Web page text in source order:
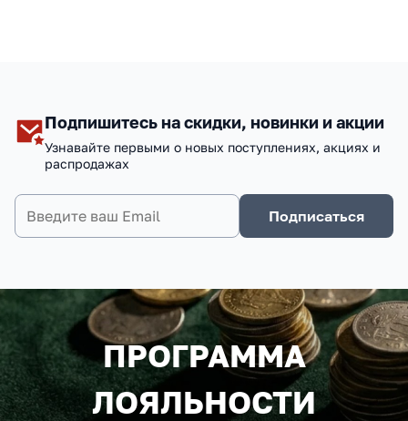
Подпишитесь на скидки, новинки и акции
Узнавайте первыми о новых поступлениях, акциях и
распродажах
Подписаться
ПРОГРАММА
ЛОЯЛЬНОСТИ